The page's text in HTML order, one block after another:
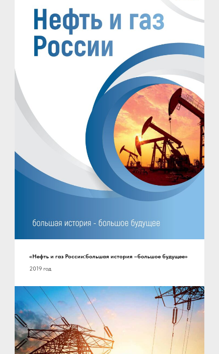
«Нефть и газ России:большая история –большое будущее»
2019 год